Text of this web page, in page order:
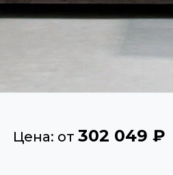
Цена: от 302 049 ₽